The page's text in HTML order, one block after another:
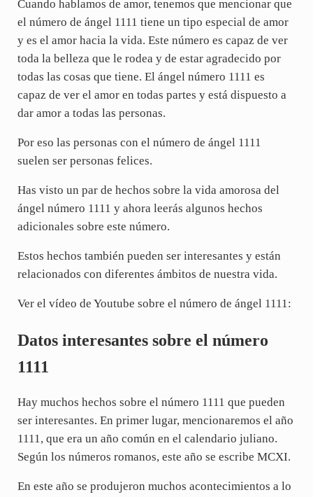
Cuando hablamos de amor, tenemos que mencionar que
el número de ángel 1111 tiene un tipo especial de amor
y es el amor hacia la vida. Este número es capaz de ver
toda la belleza que le rodea y de estar agradecido por
todas las cosas que tiene. El ángel número 1111 es
capaz de ver el amor en todas partes y está dispuesto a
dar amor a todas las personas.
Por eso las personas con el número de ángel 1111
suelen ser personas felices.
Has visto un par de hechos sobre la vida amorosa del
ángel número 1111 y ahora leerás algunos hechos
adicionales sobre este número.
Estos hechos también pueden ser interesantes y están
relacionados con diferentes ámbitos de nuestra vida.
Ver el vídeo de Youtube sobre el número de ángel 1111:
Datos interesantes sobre el número
1111
Hay muchos hechos sobre el número 1111 que pueden
ser interesantes. En primer lugar, mencionaremos el año
1111, que era un año común en el calendario juliano.
Según los números romanos, este año se escribe MCXI.
En este año se produjeron muchos acontecimientos a lo